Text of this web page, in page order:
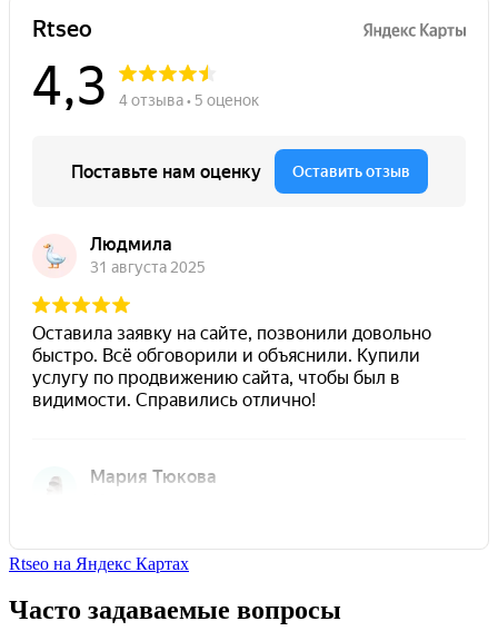
Rtseo на Яндекс Картах
Часто задаваемые вопросы